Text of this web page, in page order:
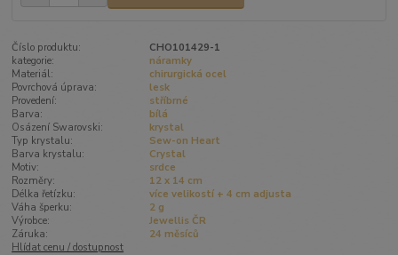
Číslo produktu:
CHO101429-1
kategorie:
náramky
Materiál:
chirurgická ocel
Povrchová úprava:
lesk
Provedení:
stříbrné
Barva:
bílá
Osázení Swarovski:
krystal
Typ krystalu:
Sew-on Heart
Barva krystalu:
Crystal
Motiv:
srdce
Rozměry:
12 x 14 cm
Délka řetízku:
více velikostí + 4 cm adjusta
Váha šperku:
2 g
Výrobce:
Jewellis ČR
Záruka:
24 měsíců
Hlídat cenu / dostupnost